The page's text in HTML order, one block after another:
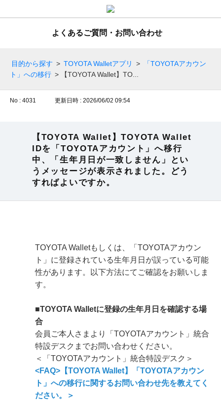
よくあるご質問・お問い合わせ
目的から探す > TOYOTA Walletアプリ >
「TOYOTAアカウン
ト」への移行 > 【TOYOTA Wallet】TO...
No : 4031 更新日時 : 2026/06/02 09:54
【TOYOTA Wallet】TOYOTA Wallet
IDを「TOYOTAアカウント」へ移行
中、「生年月日が一致しません」とい
うメッセージが表示されました。どう
すればよいですか。
TOYOTA Walletもしくは、「TOYOTAアカウン
ト」に登録されている生年月日が誤っている可能
性があります。以下方法にてご確認をお願いしま
す。
■TOYOTA Walletに登録の生年月日を確認する場
合
会員ご本人さまより「TOYOTAアカウント」統合
特設デスクまでお問い合わせください。
＜「TOYOTAアカウント」統合特設デスク＞
<FAQ>【TOYOTA Wallet】「TOYOTAアカウン
ト」への移行に関するお問い合わせ先を教えてく
ださい。＞